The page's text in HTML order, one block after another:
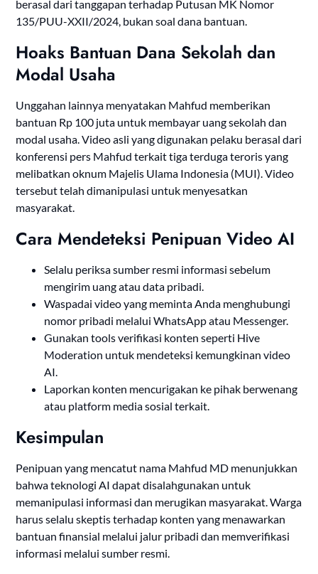
berasal dari tanggapan terhadap Putusan MK Nomor
135/PUU-XXII/2024, bukan soal dana bantuan.
Hoaks Bantuan Dana Sekolah dan
Modal Usaha
Unggahan lainnya menyatakan Mahfud memberikan
bantuan Rp 100 juta untuk membayar uang sekolah dan
modal usaha. Video asli yang digunakan pelaku berasal dari
konferensi pers Mahfud terkait tiga terduga teroris yang
melibatkan oknum Majelis Ulama Indonesia (MUI). Video
tersebut telah dimanipulasi untuk menyesatkan
masyarakat.
Cara Mendeteksi Penipuan Video AI
Selalu periksa sumber resmi informasi sebelum
mengirim uang atau data pribadi.
Waspadai video yang meminta Anda menghubungi
nomor pribadi melalui WhatsApp atau Messenger.
Gunakan tools verifikasi konten seperti Hive
Moderation untuk mendeteksi kemungkinan video
AI.
Laporkan konten mencurigakan ke pihak berwenang
atau platform media sosial terkait.
Kesimpulan
Penipuan yang mencatut nama Mahfud MD menunjukkan
bahwa teknologi AI dapat disalahgunakan untuk
memanipulasi informasi dan merugikan masyarakat. Warga
harus selalu skeptis terhadap konten yang menawarkan
bantuan finansial melalui jalur pribadi dan memverifikasi
informasi melalui sumber resmi.